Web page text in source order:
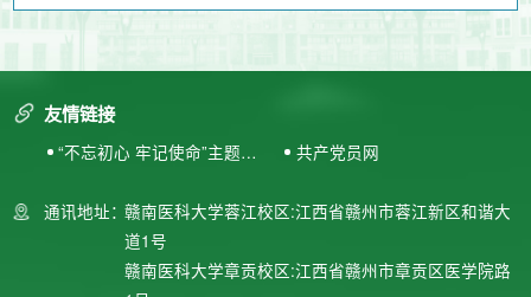
友情链接
“不忘初心 牢记使命”主题教
共产党员网
通讯地址：赣南医科大学蓉江校区:江西省赣州市蓉江新区和谐大
道1号
赣南医科大学章贡校区:江西省赣州市章贡区医学院路